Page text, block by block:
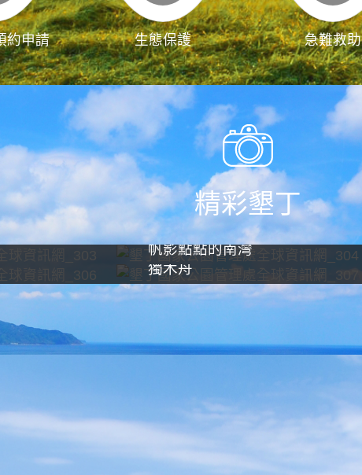
約申請 生態保護 急難救助
精彩墾丁
帆影點點的南灣
獨木舟